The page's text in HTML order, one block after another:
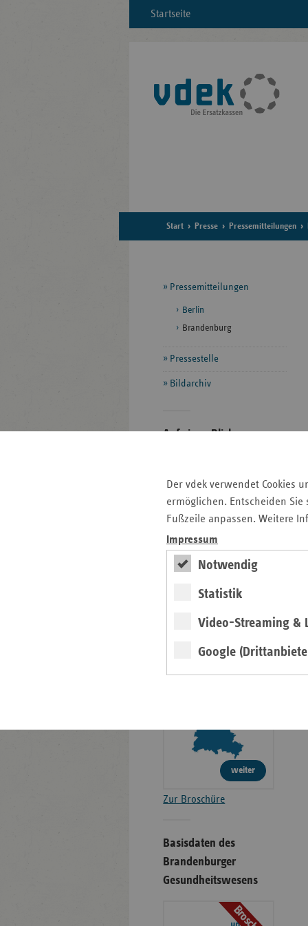
Der vdek verwendet Cookies
ermöglichen. Entscheiden
Fußzeile anpassen. Weitere
Impressum
Notwendig
Statistik
Video-Streaming &
Google
Startseite
Start Presse Pressemitteilungen
Seitennavigation
Pressemitteilungen
Berlin
Brandenburg
Pressestelle
Bildarchiv
Seitenleiste
Informationen
Auf einen Blick
Veranstaltungen
Ansprechpartner
Aktuelle Themen im Fokus
Kontakt und Anfahrt
Basisdaten des
Gesundheitswesens
Broschüre
weiter
Zur Broschüre
Basisdaten des
Brandenburger
Gesundheitswesens